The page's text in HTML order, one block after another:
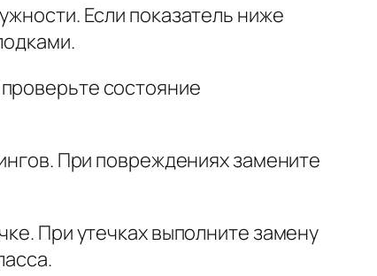
Если показатель ниже
состояние
При повреждениях замените
При утечках выполните замену